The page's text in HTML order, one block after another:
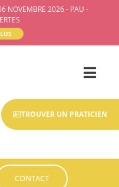
NOVEMBRE 2026 - PAU -
TROUVER UN PRATICIEN
CONTACT